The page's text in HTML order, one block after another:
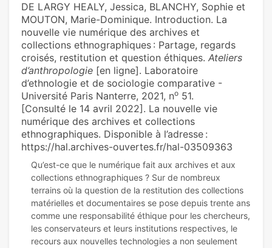
DE LARGY HEALY, Jessica, BLANCHY, Sophie et
MOUTON, Marie-Dominique. Introduction. La
nouvelle vie numérique des archives et
collections ethnographiques : Partage, regards
croisés, restitution et question éthiques. Ateliers
d’anthropologie [en ligne]. Laboratoire
d’ethnologie et de sociologie comparative -
Université Paris Nanterre, 2021, no 51.
[Consulté le 14 avril 2022]. La nouvelle vie
numérique des archives et collections
ethnographiques. Disponible à l’adresse :
https://hal.archives-ouvertes.fr/hal-03509363
Qu’est-ce que le numérique fait aux archives et aux
collections ethnographiques ? Sur de nombreux
terrains où la question de la restitution des collections
matérielles et documentaires se pose depuis trente ans
comme une responsabilité éthique pour les chercheurs,
les conservateurs et leurs institutions respectives, le
recours aux nouvelles technologies a non seulement